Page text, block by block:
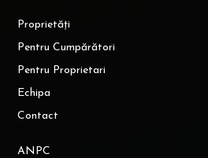
Proprietăți
Pentru Cumpărători
Pentru Proprietari
Echipa
Contact
ANPC